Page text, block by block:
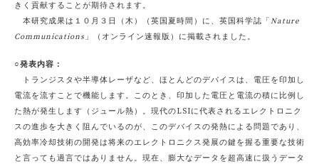
きく貢献することが期待されます。
本研究成果は１０月３日（木）（英国夏時間）に、英国科学誌「 Nature
Communications」（オンライン速報版）に掲載されました。
○発表内容：
トランジスタや半導体レーザなど、ほとんどのデバイスは、電圧を印加し
電流を流すことで機能します。このとき、印加した電圧と電流の積に比例し
た熱が発生します（ジュール熱）。現代のLSIに代表されるエレクトロニク
スの進歩を大きく阻んでいるのが、このデバイスの発熱による問題であり、
高効率冷却技術の開発は将来のエレクトロニクス発展の鍵を握る重要な技術
と言っても過言ではありません。現在、膨大なデータを超高速に扱うデータ